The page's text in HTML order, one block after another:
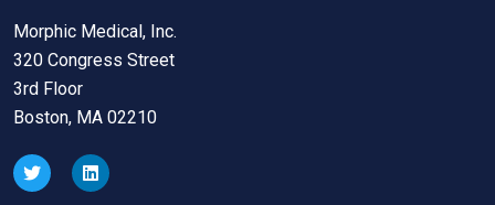
Morphic Medical, Inc.
320 Congress Street
3rd Floor
Boston, MA 02210